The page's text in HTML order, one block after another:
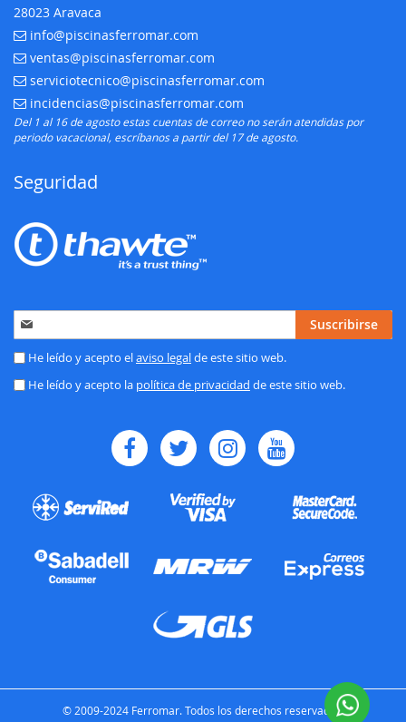
28023 Aravaca
E-mail:
info@piscinasferromar.com
E-mail:
ventas@piscinasferromar.com
E-mail:
serviciotecnico@piscinasferromar.com
E-mail:
incidencias@piscinasferromar.com
Del 1 al 16 de agosto estas cuentas de correo no serán atendidas por
periodo vacacional, escríbanos a partir del 17 de agosto.
Seguridad
Inscríbase
a
nuestro
de
Suscribirse
He leído y acepto elaviso legalde este sitio web.
He leído y acepto la política de privacidad de este sitio web.
© 2009-2024 Ferromar. Todos los derechos reservados.